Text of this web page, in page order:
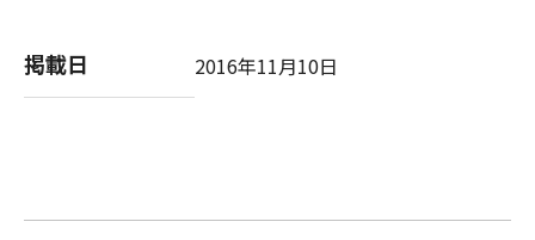
the SOFTWARE with only those rights set
forth herein. The manufacturer is Canon
本契約書中で定義される「本ソフトウェア」を
掲載日 2016年11月10日